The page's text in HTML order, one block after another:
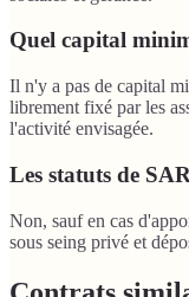
Quel capital
Il n'y a pas de capital
librement fixé par les
l'activité envisagée.
Les statuts de
Non, sauf en cas
sous seing privé et